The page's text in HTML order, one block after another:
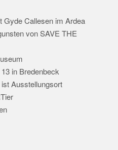
Gyde Callesen im Ardea
von SAVE THE
in Bredenbeck
Ausstellungsort